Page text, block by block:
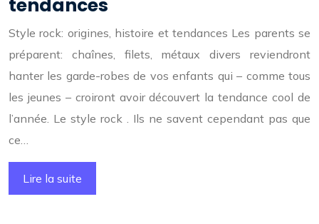
tendances
Style rock: origines, histoire et tendances Les parents se
préparent: chaînes, filets, métaux divers reviendront
hanter les garde-robes de vos enfants qui – comme tous
les jeunes – croiront avoir découvert la tendance cool de
l’année. Le style rock . Ils ne savent cependant pas que
ce…
Lire la suite